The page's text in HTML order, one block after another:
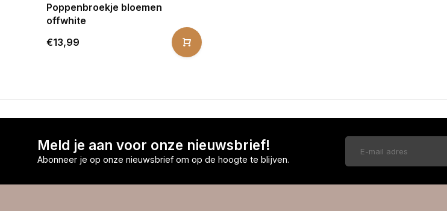
Poppenbroekje bloemen
offwhite
€13,99
Meld je aan voor onze nieuwsbrief!
Abonneer je op onze nieuwsbrief om op de hoogte te blijven.